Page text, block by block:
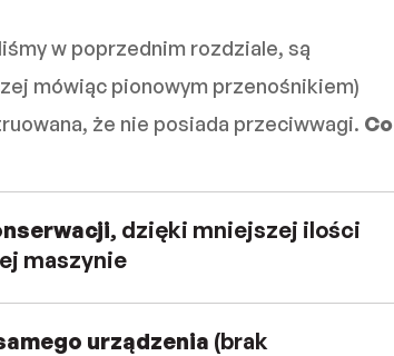
w poprzednim rozdziale, są
mówiąc pionowym przenośnikiem)
że nie posiada przeciwwagi. Co
, dzięki mniejszej ilości
maszynie
urządzenia (brak